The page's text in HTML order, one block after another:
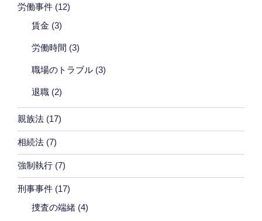
労働事件 (12)
賃金 (3)
労働時間 (3)
職場のトラブル (3)
退職 (2)
親族法 (17)
相続法 (7)
強制執行 (7)
刑事事件 (17)
捜査の端緒 (4)